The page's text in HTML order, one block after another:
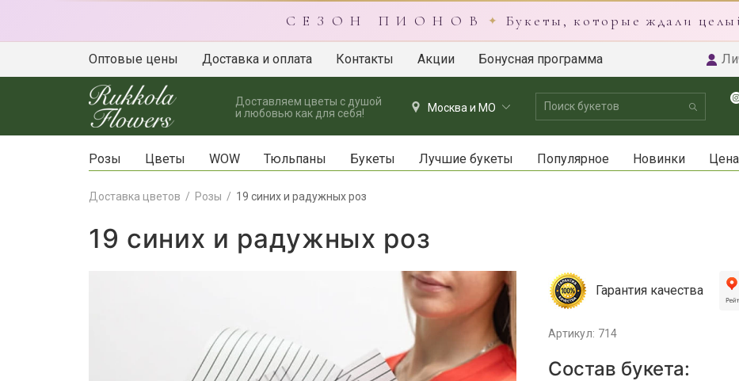
С Е З О Н П И О Н О В ✦ Букеты, которые ждали
Оптовые цены Доставка и оплата Контакты Акции Бонусная программа
Доставляем цветы с душой
и любовью как для себя!
Москва и МО
Розы Цветы WOW Тюльпаны Букеты Лучшие букеты Популярное Новинки Цена
Доставка цветов Розы 19 синих и радужных роз
19 синих и радужных роз
Гарантия качества
Артикул: 714
Состав букета: